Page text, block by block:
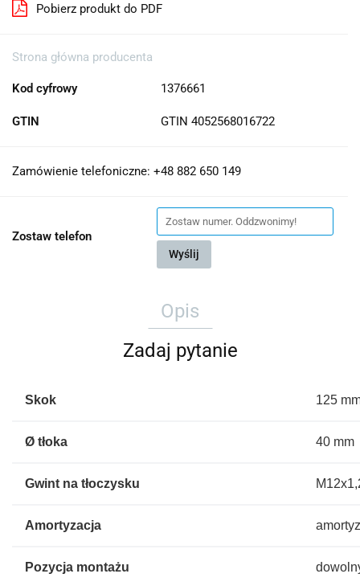
Pobierz produkt do PDF
Strona główna producenta
Kod cyfrowy 1376661
GTIN GTIN 4052568016722
Zamówienie telefoniczne: +48 882 650 149
Zostaw telefon
Wyślij
Opis
Zadaj pytanie
Skok 125
Ø tłoka 40 mm
Gwint na tłoczysku
Amortyzacja
Pozycja montażu